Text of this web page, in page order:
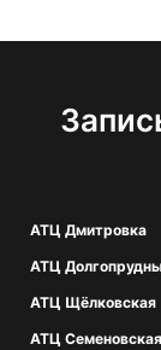
АТЦ Дмитровка
АТЦ
АТЦ Щёлковская
АТЦ Семеновская